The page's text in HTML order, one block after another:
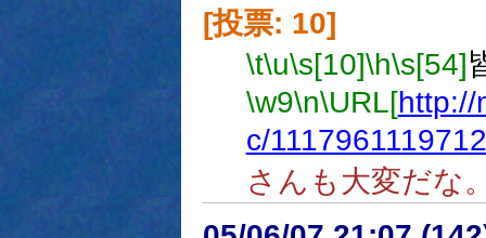
[投票: 10]
\t\u\s[10]\h\s[54]
\w9\n\URL[http://
c/
さんも大変だな